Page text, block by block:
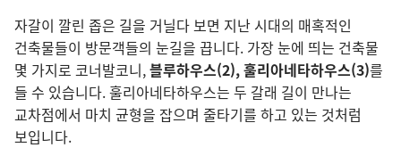
자갈이 깔린 좁은 길을 거닐다 보면 지난 시대의 매혹적인
건축물들이 방문객들의 눈길을 끕니다. 가장 눈에 띄는 건축물
몇 가지로 코너발코니,블루하우스(2), 훌리아네타하우스(3)를
들 수 있습니다. 훌리아네타하우스는 두 갈래 길이 만나는
교차점에서 마치 균형을 잡으며 줄타기를 하고 있는 것처럼
보입니다.